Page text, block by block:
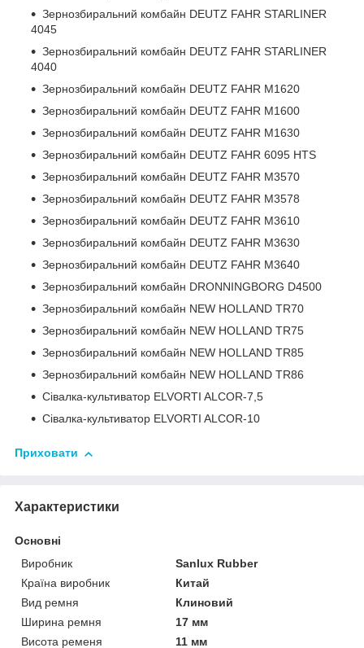
Зернозбиральний комбайн DEUTZ FAHR STARLINER
4045
Зернозбиральний комбайн DEUTZ FAHR STARLINER
4040
Зернозбиральний комбайн DEUTZ FAHR M1620
Зернозбиральний комбайн DEUTZ FAHR M1600
Зернозбиральний комбайн DEUTZ FAHR M1630
Зернозбиральний комбайн DEUTZ FAHR 6095 HTS
Зернозбиральний комбайн DEUTZ FAHR M3570
Зернозбиральний комбайн DEUTZ FAHR M3578
Зернозбиральний комбайн DEUTZ FAHR M3610
Зернозбиральний комбайн DEUTZ FAHR M3630
Зернозбиральний комбайн DEUTZ FAHR M3640
Зернозбиральний комбайн DRONNINGBORG D4500
Зернозбиральний комбайн NEW HOLLAND TR70
Зернозбиральний комбайн NEW HOLLAND TR75
Зернозбиральний комбайн NEW HOLLAND TR85
Зернозбиральний комбайн NEW HOLLAND TR86
Сівалка-культиватор ELVORTI ALCOR-7,5
Сівалка-культиватор ELVORTI ALCOR-10
Приховати
Характеристики
Основні
Виробник
Sanlux Rubber
Країна виробник
Китай
Вид ремня
Клиновий
Ширина ремня
17 мм
Висота ременя
11 мм